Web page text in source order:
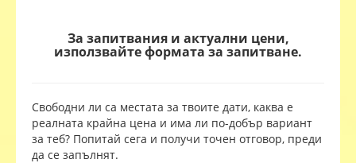
За запитвания и актуални цени,
използвайте формата за запитване.
Свободни ли са местата за твоите дати, каква е
реалната крайна цена и има ли по-добър вариант
за теб? Попитай сега и получи точен отговор, преди
да се запълнят.